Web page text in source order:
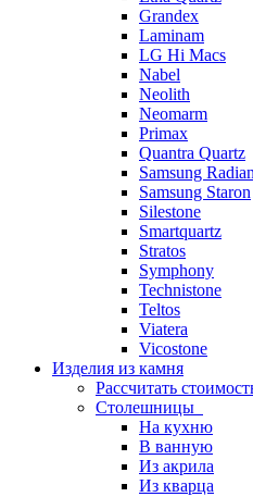
Grandex
Laminam
LG Hi Macs
Nabel
Neolith
Neomarm
Primax
Quantra Quartz
Samsung
Samsung Staron
Silestone
Smartquartz
Stratos
Symphony
Technistone
Teltos
Viatera
Vicostone
Изделия из камня
Рассчитать
Столешницы
На кухню
В ванную
Из акрила
Из кварца